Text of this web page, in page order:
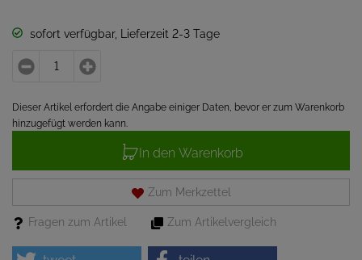
sofort verfügbar, Lieferzeit 2-3 Tage
Dieser Artikel erfordert die Angabe einiger Daten, bevor er zum Warenkorb
hinzugefügt werden kann.
In den Warenkorb
Zum Merkzettel
Fragen zum Artikel Zum Artikelvergleich